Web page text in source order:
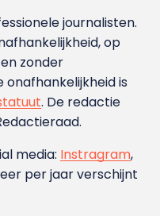
journalisten.
op
zonder
onafhankelijkheid is
. De redactie
media: Instragram,
per jaar verschijnt